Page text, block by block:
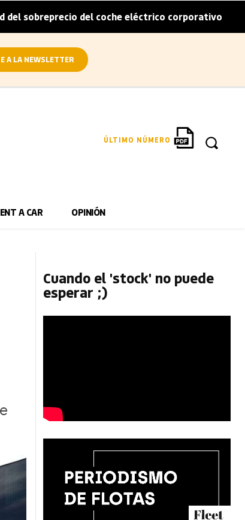
del coche eléctrico corporativo | Arval
A LA NEWSLETTER
ÚLTIMO NÚMERO
A CAR OPINIÓN
Cuando el 'stock' no puede
esperar ;)